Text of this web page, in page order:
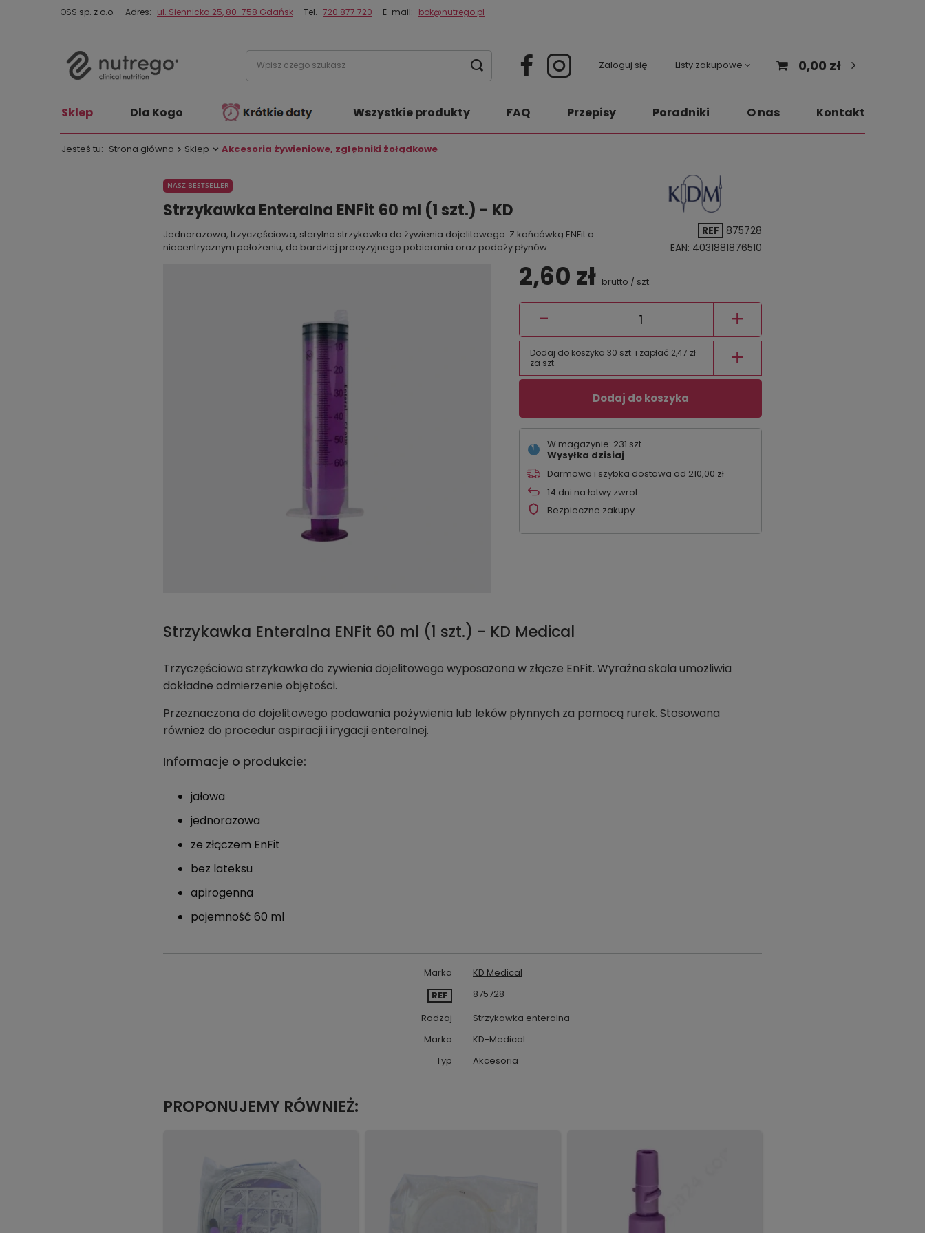
OSS sp. z o.o. Adres: ul. Siennicka 25, 80-758 Gdańsk Tel. 720 877 720 E-mail: bok@nutrego.pl
Zaloguj się Listy zakupowe 0,00 zł
Sklep Dla Kogo Wszystkie produkty FAQ Przepisy Poradniki O nas Kontakt
Jesteś tu: Strona główna Sklep Akcesoria żywieniowe, zgłębniki żołądkowe
NASZ BESTSELLER
Strzykawka Enteralna ENFit 60 ml (1 szt.) - KD
Jednorazowa, trzyczęściowa, sterylna strzykawka do żywienia dojelitowego. Z końcówką ENFit o
niecentrycznym położeniu, do bardziej precyzyjnego pobierania oraz podaży płynów.
REF 875728
EAN: 4031881876510
2,60 zł brutto / szt.
- +
Dodaj do koszyka 30 szt. i zapłać 2,47 zł
za szt.
+
Dodaj do koszyka
W magazynie: 231 szt.
Wysyłka dzisiaj
Darmowa i szybka dostawa od 210,00 zł
14 dni na łatwy zwrot
Bezpieczne zakupy
Strzykawka Enteralna ENFit 60 ml (1 szt.) - KD Medical
Trzyczęściowa strzykawka do żywienia dojelitowego wyposażona w złącze EnFit. Wyraźna skala umożliwia
dokładne odmierzenie objętości.
Przeznaczona do dojelitowego podawania pożywienia lub leków płynnych za pomocą rurek. Stosowana
również do procedur aspiracji i irygacji enteralnej.
Informacje o produkcie:
jałowa
jednorazowa
ze złączem EnFit
bez lateksu
apirogenna
pojemność 60 ml
Marka
KD Medical
REF
875728
Rodzaj
Strzykawka enteralna
Marka
KD-Medical
Typ
Akcesoria
PROPONUJEMY RÓWNIEŻ: